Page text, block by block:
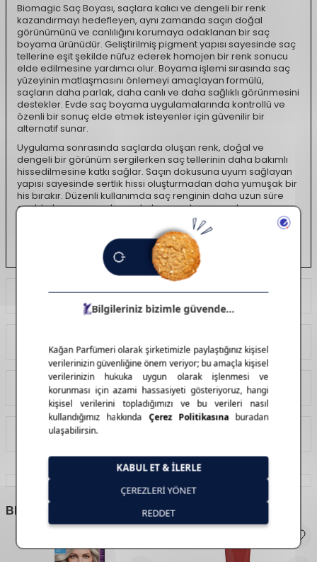
Biomagic Saç Boyası, saçlara kalıcı ve dengeli bir renk
kazandırmayı hedefleyen, aynı zamanda saçın doğal
görünümünü ve canlılığını korumaya odaklanan bir saç
boyama ürünüdür. Geliştirilmiş pigment yapısı sayesinde saç
tellerine eşit şekilde nüfuz ederek homojen bir renk sonucu
elde edilmesine yardımcı olur. Boyama işlemi sırasında saç
yüzeyinin matlaşmasını önlemeyi amaçlayan formülü,
saçların daha parlak, daha canlı ve daha sağlıklı görünmesini
destekler. Evde saç boyama uygulamalarında kontrollü ve
özenli bir sonuç elde etmek isteyenler için güvenilir bir
alternatif sunar.
Uygulama sonrasında saçlarda oluşan renk, doğal ve
dengeli bir görünüm sergilerken saç tellerinin daha bakımlı
hissedilmesine katkı sağlar. Saçın dokusuna uyum sağlayan
yapısı sayesinde sertlik hissi oluşturmadan daha yumuşak bir
his bırakır. Düzenli kullanımda saç renginin daha uzun süre
canlı kalmasına yardımcı olurken, saçların genel
görünümünde daha düzgün ve sağlıklı bir duruş elde
edilmesini destekler. Biomagic Saç Boyası, saç rengini
yenilemek, tazelemek ya da görünümüne yeni bir dokunuş
katmak isteyenler için pratik, etkili ve bakımlı bir saç boyama
Ödeme Seçenekleri
Tavsiye Et
İade Koşulları
BENZER